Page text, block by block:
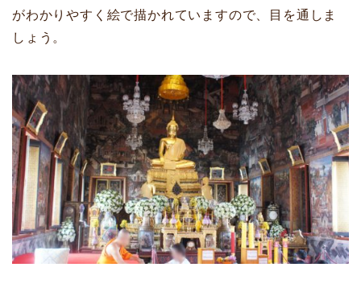
がわかりやすく絵で描かれていますので、目を通しま
しょう。